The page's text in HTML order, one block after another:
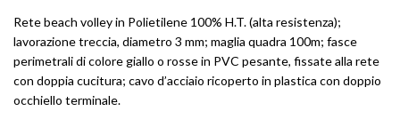
Rete beach volley in Polietilene 100% H.T. (alta resistenza);
lavorazione treccia, diametro 3 mm; maglia quadra 100m; fasce
perimetrali di colore giallo o rosse in PVC pesante, fissate alla rete
con doppia cucitura; cavo d’acciaio ricoperto in plastica con doppio
occhiello terminale.